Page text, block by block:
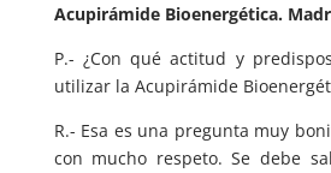
Acupirámide Bioenergética.
P.- ¿Con qué actitud y
utilizar la Acupirámide
R.- Esa es una pregunta muy
con mucho respeto. Se debe